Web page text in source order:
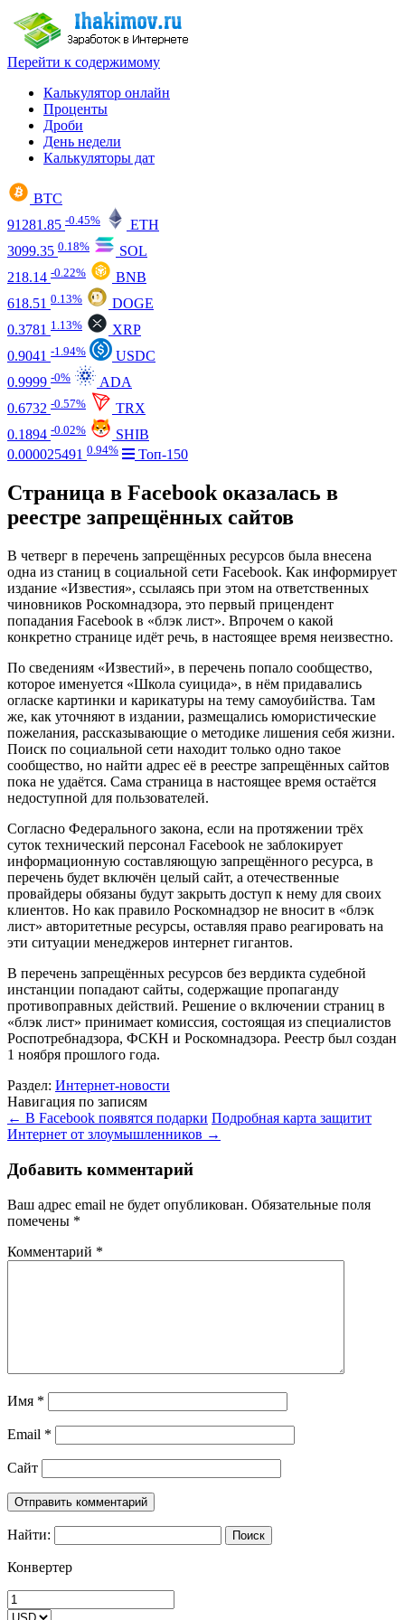
Перейти к содержимому
Калькулятор онлайн
Проценты
Дроби
День недели
Калькуляторы дат
BTC
91281.85 -0.45%
ETH
3099.35 0.18%
SOL
218.14 -0.22%
BNB
618.51 0.13%
DOGE
0.3781 1.13%
XRP
0.9041 -1.94%
USDC
0.9999 -0%
ADA
0.6732 -0.57%
TRX
0.1894 -0.02%
SHIB
0.000025491 0.94% Топ-150
Страница в Facebook оказалась в
реестре запрещённых сайтов
В четверг в перечень запрещённых ресурсов была внесена
одна из станиц в социальной сети Facebook. Как информирует
издание «Известия», ссылаясь при этом на ответственных
чиновников Роскомнадзора, это первый прицендент
попадания Facebook в «блэк лист». Впрочем о какой
конкретно странице идёт речь, в настоящее время неизвестно.
По сведениям «Известий», в перечень попало сообщество,
которое именуется «Школа суицида», в нём придавались
огласке картинки и карикатуры на тему самоубийства. Там
же, как уточняют в издании, размещались юмористические
пожелания, рассказывающие о методике лишения себя жизни.
Поиск по социальной сети находит только одно такое
сообщество, но найти адрес её в реестре запрещённых сайтов
пока не удаётся. Сама страница в настоящее время остаётся
недоступной для пользователей.
Согласно Федерального закона, если на протяжении трёх
суток технический персонал Facebook не заблокирует
информационную составляющую запрещённого ресурса, в
перечень будет включён целый сайт, а отечественные
провайдеры обязаны будут закрыть доступ к нему для своих
клиентов. Но как правило Роскомнадзор не вносит в «блэк
лист» авторитетные ресурсы, оставляя право реагировать на
эти ситуации менеджеров интернет гигантов.
В перечень запрещённых ресурсов без вердикта судебной
инстанции попадают сайты, содержащие пропаганду
противоправных действий. Решение о включении страниц в
«блэк лист» принимает комиссия, состоящая из специалистов
Роспотребнадзора, ФСКН и Роскомнадзора. Реестр был создан
1 ноября прошлого года.
Раздел: Интернет-новости
Навигация по записям
← В Facebook появятся подарки Подробная карта защитит
Интернет от злоумышленников →
Добавить комментарий
Ваш адрес email не будет опубликован. Обязательные поля
помечены *
Комментарий *
Имя *
Email *
Сайт
Найти:
Конвертер